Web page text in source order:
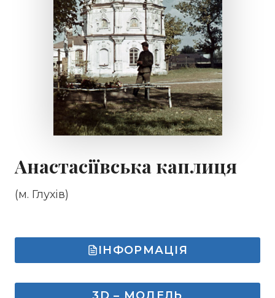
Анастасіївська каплиця
(м. Глухів)
ІНФОРМАЦІЯ